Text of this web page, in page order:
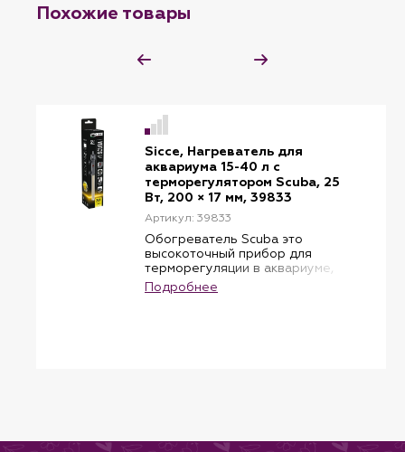
Похожие товары
Sicce, Нагреватель для
аквариума 15-40 л с
терморегулятором Scuba, 25
Вт, 200 × 17 мм, 39833
Артикул: 39833
Обогреватель Scuba это
высокоточный прибор для
терморегуляции в аквариуме,
который подходит для морских
и пресноводных систем.
всеми международными
Подробнее